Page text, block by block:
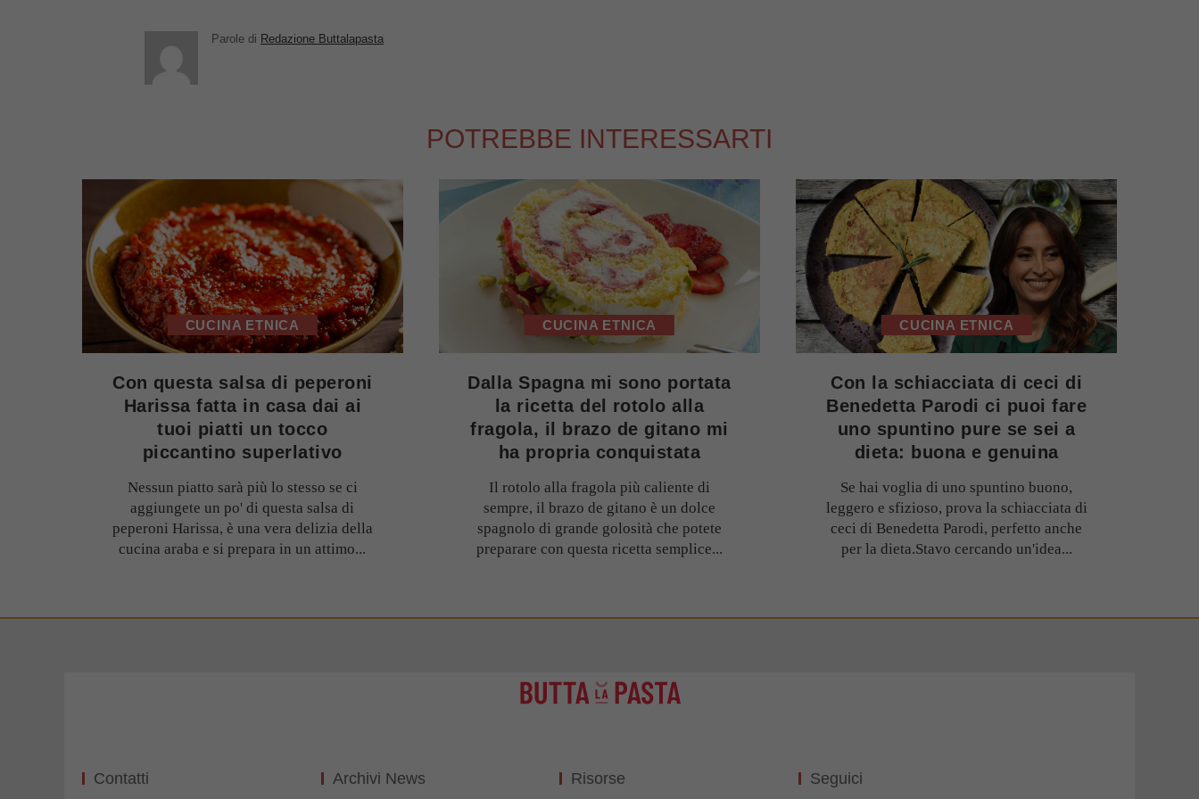
Parole di Redazione Buttalapasta
POTREBBE INTERESSARTI
CUCINA ETNICA
Con questa salsa di peperoni
Harissa fatta in casa dai ai
tuoi piatti un tocco
piccantino superlativo
Nessun piatto sarà più lo stesso se ci
aggiungete un po' di questa salsa di
peperoni Harissa, è una vera delizia della
cucina araba e si prepara in un attimo...
CUCINA ETNICA
Dalla Spagna mi sono portata
la ricetta del rotolo alla
fragola, il brazo de gitano mi
ha propria conquistata
Il rotolo alla fragola più caliente di
sempre, il brazo de gitano è un dolce
spagnolo di grande golosità che potete
preparare con questa ricetta semplice...
CUCINA ETNICA
Con la schiacciata di ceci di
Benedetta Parodi ci puoi fare
uno spuntino pure se sei a
dieta: buona e genuina
Se hai voglia di uno spuntino buono,
leggero e sfizioso, prova la schiacciata di
ceci di Benedetta Parodi, perfetto anche
per la dieta.Stavo cercando un'idea...
Contatti Archivi News Risorse Seguici